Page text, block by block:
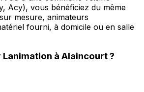
Acy), vous bénéficiez du même
mesure, animateurs
fourni, à domicile ou en salle
Lanimation à Alaincourt?